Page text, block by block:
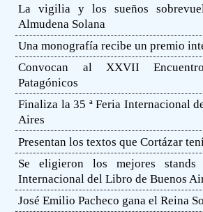
La vigilia y los sueños
Almudena Solana
Una monografía recibe un premio
Convocan al XXVII
Patagónicos
Finaliza la 35 ª Feria Internacional
Aires
Presentan los textos que Cortázar
Se eligieron los mejores
Internacional del Libro de Buenos
José Emilio Pacheco gana el Reina